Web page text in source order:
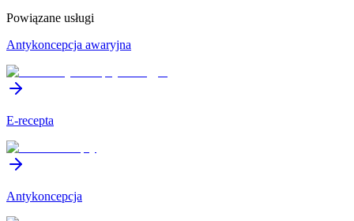
Powiązane usługi
Antykoncepcja awaryjna
E-recepta
Antykoncepcja